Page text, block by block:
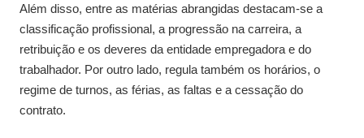
Além disso, entre as matérias abrangidas destacam-se a
classificação profissional, a progressão na carreira, a
retribuição e os deveres da entidade empregadora e do
trabalhador. Por outro lado, regula também os horários, o
regime de turnos, as férias, as faltas e a cessação do
contrato.